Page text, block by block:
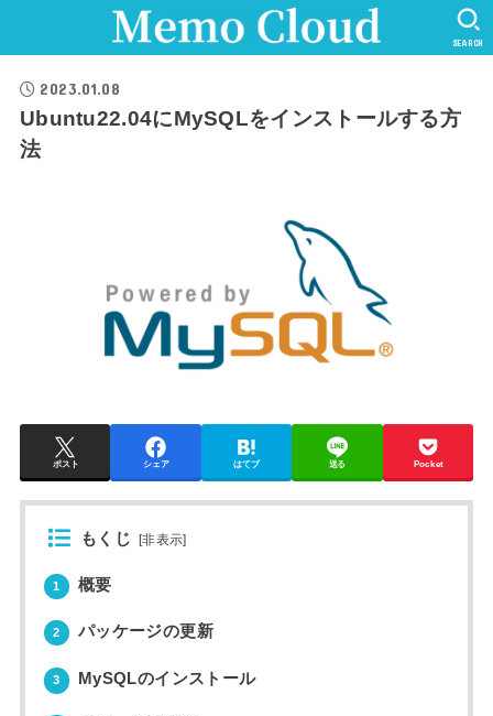
SEARCH
2023.01.08
Ubuntu22.04にMySQLをインストールする方
法
ポスト シェア はてブ 送る Pocket
もくじ [非表示]
1 概要
2 パッケージの更新
3 MySQLのインストール